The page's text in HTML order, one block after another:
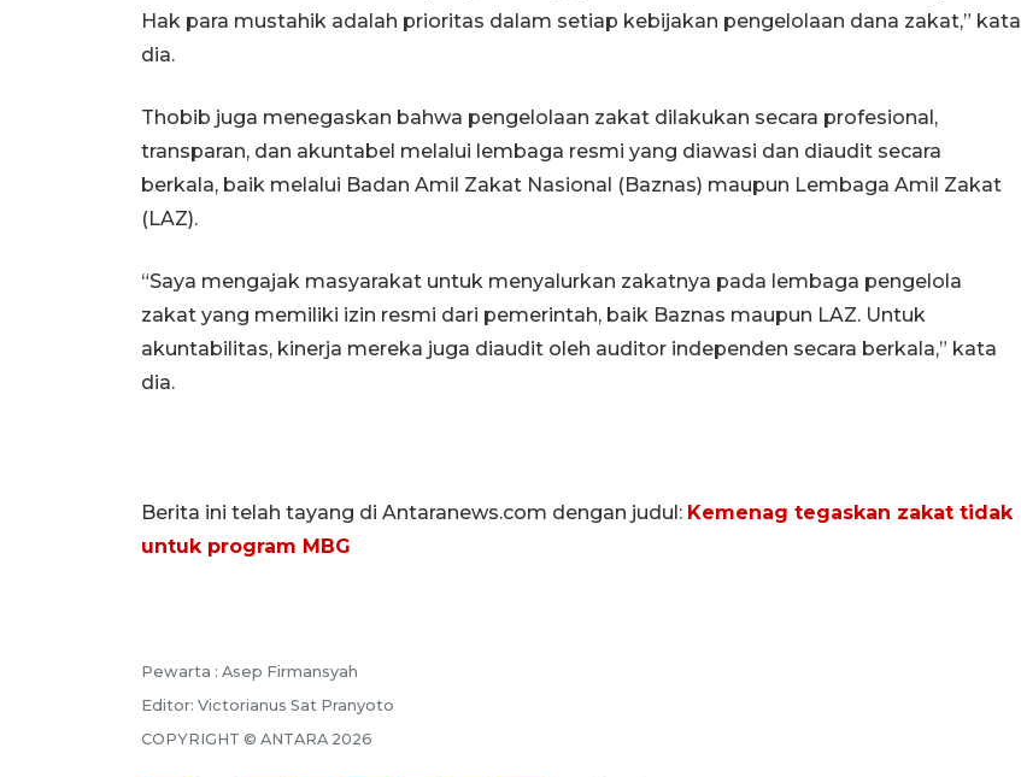
Hak para mustahik adalah prioritas dalam setiap kebijakan pengelolaan dana zakat,” kata
dia.
Thobib juga menegaskan bahwa pengelolaan zakat dilakukan secara profesional,
transparan, dan akuntabel melalui lembaga resmi yang diawasi dan diaudit secara
berkala, baik melalui Badan Amil Zakat Nasional (Baznas) maupun Lembaga Amil Zakat
(LAZ).
“Saya mengajak masyarakat untuk menyalurkan zakatnya pada lembaga pengelola
zakat yang memiliki izin resmi dari pemerintah, baik Baznas maupun LAZ. Untuk
akuntabilitas, kinerja mereka juga diaudit oleh auditor independen secara berkala,” kata
dia.
Berita ini telah tayang di Antaranews.com dengan judul: Kemenag tegaskan zakat tidak
untuk program MBG
Pewarta : Asep Firmansyah
Editor: Victorianus Sat Pranyoto
COPYRIGHT © ANTARA 2026
melimpah picu deflasi DIY